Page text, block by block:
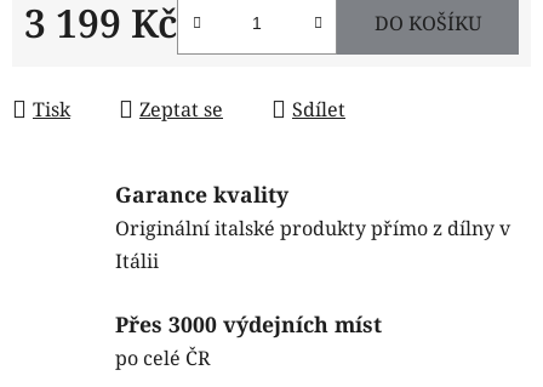
3 199 Kč DO KOŠÍKU
Tisk Zeptat se Sdílet
Garance kvality
Originální italské produkty přímo z dílny v
Itálii
Přes 3000 výdejních míst
po celé ČR